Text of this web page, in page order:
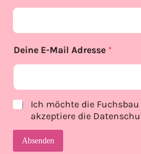
l
c
y
-
a
i
i
Deine E-Mail Adresse *
p
a
Ich möchte die
akzeptiere die
Absenden